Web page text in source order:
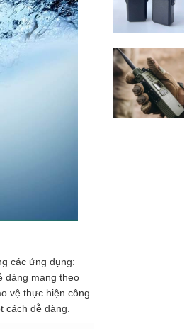
các ứng dụng:
dàng mang theo
vệ thực hiện công
dễ dàng.